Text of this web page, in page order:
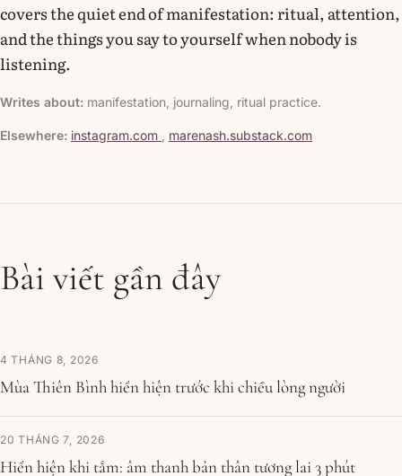
covers the quiet end of manifestation: ritual, attention,
and the things you say to yourself when nobody is
listening.
Writes about: manifestation, journaling, ritual practice.
Elsewhere: instagram.com marenash.substack.com
Bài viết gần đây
4 THÁNG 8, 2026
Mùa Thiên Bình hiển hiện trước khi chiều lòng người
20 THÁNG 7, 2026
Hiển hiện khi tắm: âm thanh bản thân tương lai 3 phút